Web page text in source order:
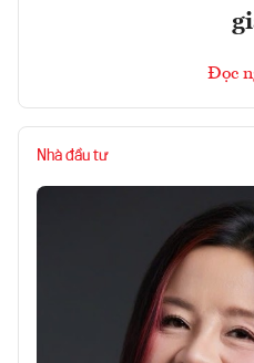
Đọc
Nhà đầu tư